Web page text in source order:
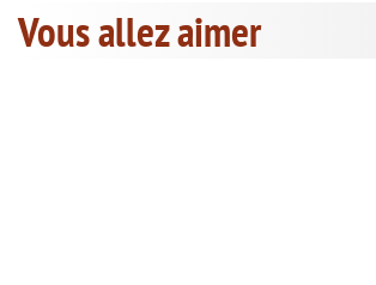
Vous allez aimer